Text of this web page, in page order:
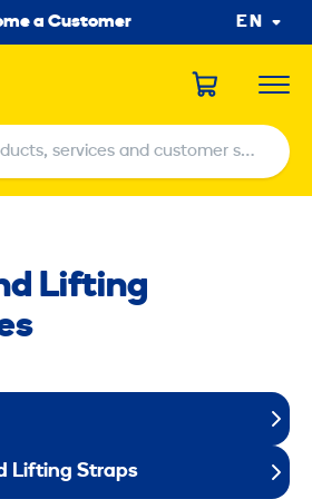
a Customer EN
services and customer service centers
services and customer service centers
Lifting
Lifting Straps